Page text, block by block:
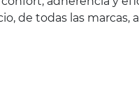
de todas las marcas,